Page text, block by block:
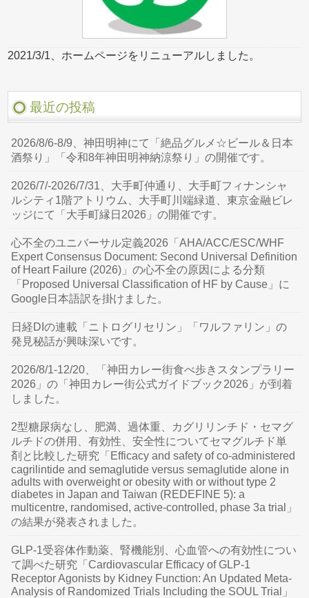
2021/3/1、ホームページをリニューアルしました。
最近の投稿
2026/8/6-8/9、神田明神にて「絶品グルメ☆ビール＆日本
酒祭り」「令和8年神田明神納涼祭り」の開催です。
2026/7/-2026/7/31、大手町仲通り、大手町フィナンシャ
ルシティ1階アトリウム、大手町川端緑道、東京金融ビレ
ッジにて「大手町縁日2026」の開催です。
心不全のユニバーサル定義2026「AHA/ACC/ESC/WHF
Expert Consensus Document: Second Universal Definition
of Heart Failure (2026)」の心不全の原因による分類
「Proposed Universal Classification of HF by Cause」に
Google日本語訳を掛けました。
日経DIの連載「ニトログリセリン」「ワルファリン」の
発見秘話が興味深いです。
2026/8/1-12/20、「神田カレー街食べ歩きスタンプラリー
2026」の「神田カレー街公式ガイドブック2026」が到着
しました。
2型糖尿病なし、肥満、過体重、カグリリンチド・セマグ
ルチドの併用、有効性、安全性についてセマグルチド単
剤と比較した研究「Efficacy and safety of co-administered
cagrilintide and semaglutide versus semaglutide alone in
adults with overweight or obesity with or without type 2
diabetes in Japan and Taiwan (REDEFINE 5): a
multicentre, randomised, active-controlled, phase 3a trial」
の結果が発表されました。
GLP-1受容体作動薬、腎機能別、心血管への有効性につい
て調べた研究「Cardiovascular Efficacy of GLP-1
Receptor Agonists by Kidney Function: An Updated Meta-
Analysis of Randomized Trials Including the SOUL Trial」